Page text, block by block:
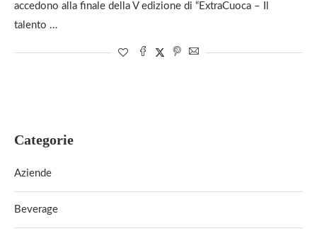
accedono alla finale della V edizione di “ExtraCuoca – Il
talento …
Categorie
Aziende
Beverage